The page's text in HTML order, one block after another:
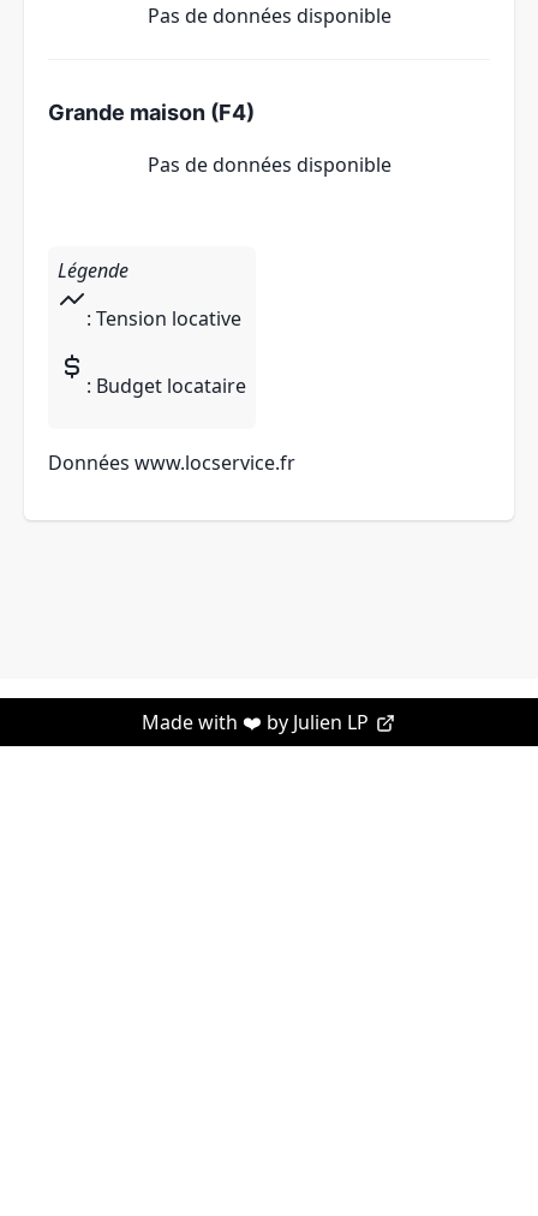
Pas de données disponible
Grande maison (F4)
Pas de données disponible
Légende
: Tension locative
: Budget locataire
Données www.locservice.fr
Made with ❤️ by Julien LP